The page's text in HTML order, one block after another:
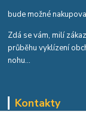
bude možné
Zdá se vám, milí
průběhu vyklízení
nohu...
Kontakty